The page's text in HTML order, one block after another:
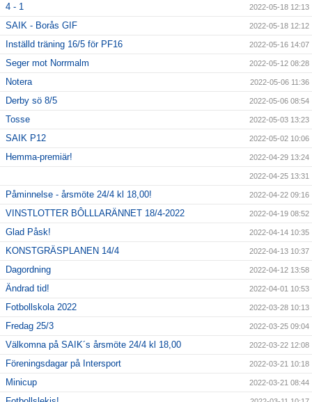
4 - 1 2022-05-18 12:13
SAIK - Borås GIF 2022-05-18 12:12
Inställd träning 16/5 för PF16 2022-05-16 14:07
Seger mot Norrmalm 2022-05-12 08:28
Notera 2022-05-06 11:36
Derby sö 8/5 2022-05-06 08:54
Tosse 2022-05-03 13:23
SAIK P12 2022-05-02 10:06
Hemma-premiär! 2022-04-29 13:24
2022-04-25 13:31
Påminnelse - årsmöte 24/4 kl 18,00! 2022-04-22 09:16
VINSTLOTTER BÔLLLARÄNNET 18/4-2022 2022-04-19 08:52
Glad Påsk! 2022-04-14 10:35
KONSTGRÄSPLANEN 14/4 2022-04-13 10:37
Dagordning 2022-04-12 13:58
Ändrad tid! 2022-04-01 10:53
Fotbollskola 2022 2022-03-28 10:13
Fredag 25/3 2022-03-25 09:04
Välkomna på SAIK´s årsmöte 24/4 kl 18,00 2022-03-22 12:08
Föreningsdagar på Intersport 2022-03-21 10:18
Minicup 2022-03-21 08:44